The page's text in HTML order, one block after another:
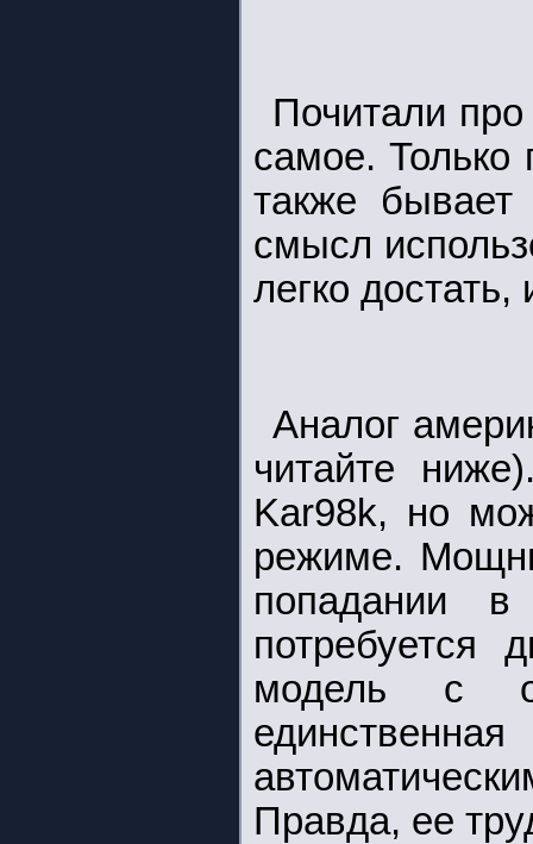
Почитали
самое. Только
также
смысл
легко
Аналог
читайте
Kar98k, но
режиме.
попадании
потребуется
модель с
Правда, ее